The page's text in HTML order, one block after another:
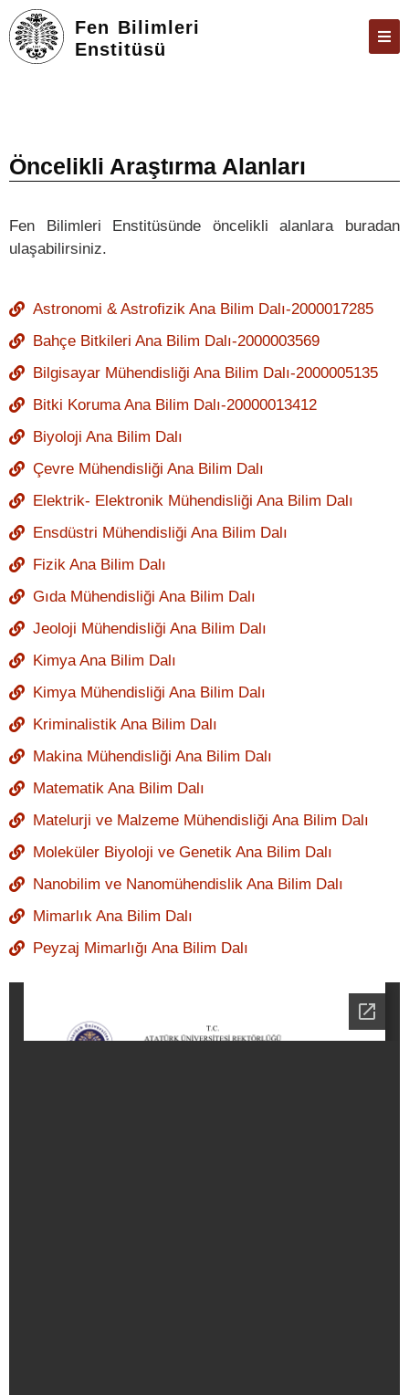
Fen Bilimleri
Enstitüsü
ARAŞTIRMA
TEZ & SAVUNMA
İLETIŞIM
ÜBYS
ÖBS
E-POSTA
Öncelikli Araştırma Alanları
Fen Bilimleri Enstitüsünde öncelikli alanlara buradan
ulaşabilirsiniz.
Astronomi & Astrofizik Ana Bilim Dalı-2000017285
Bahçe Bitkileri Ana Bilim Dalı-2000003569
Bilgisayar Mühendisliği Ana Bilim Dalı-2000005135
Bitki Koruma Ana Bilim Dalı-20000013412
Biyoloji Ana Bilim Dalı
Çevre Mühendisliği Ana Bilim Dalı
Elektrik- Elektronik Mühendisliği Ana Bilim Dalı
Ensdüstri Mühendisliği Ana Bilim Dalı
Fizik Ana Bilim Dalı
Gıda Mühendisliği Ana Bilim Dalı
Jeoloji Mühendisliği Ana Bilim Dalı
Kimya Ana Bilim Dalı
Kimya Mühendisliği Ana Bilim Dalı
Kriminalistik Ana Bilim Dalı
Makina Mühendisliği Ana Bilim Dalı
Matematik Ana Bilim Dalı
Matelurji ve Malzeme Mühendisliği Ana Bilim Dalı
Moleküler Biyoloji ve Genetik Ana Bilim Dalı
Nanobilim ve Nanomühendislik Ana Bilim Dalı
Mimarlık Ana Bilim Dalı
Peyzaj Mimarlığı Ana Bilim Dalı